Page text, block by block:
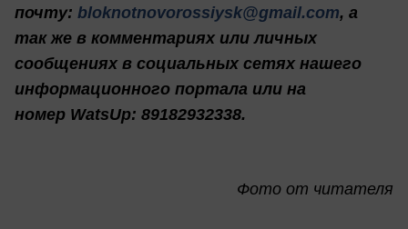
почту: bloknotnovorossiysk@gmail.com, а
так же в комментариях или личных
сообщениях в социальных сетях нашего
информационного портала или на
номер WatsUp: 89182932338.
Фото от читателя